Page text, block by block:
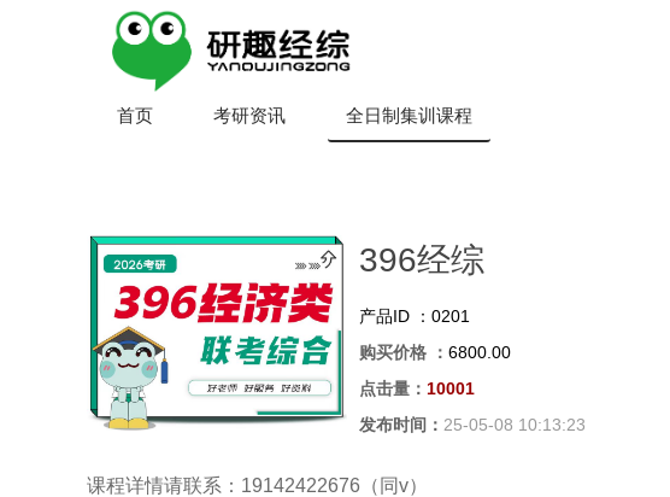
首页 考研资讯 全日制集训课程
396经综
产品ID ： 0201
购买价格 ： 6800.00
点击量： 10001
发布时间： 25-05-08 10:13:23
课程详情请联系：19142422676（同v）